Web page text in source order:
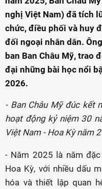
nghị Việt Nam) đã tích
chức, điều phối và huy
đối ngoại nhân dân.
ban Ban Châu Mỹ, trao
đại những bài học nổi
2026.
- Ban Châu Mỹ đúc kết
hoạt động kỷ niệm 30
Việt Nam - Hoa Kỳ năm
- Năm 2025 là năm
Hoa Kỳ, với nhiều dấu
hóa và thiết lập quan